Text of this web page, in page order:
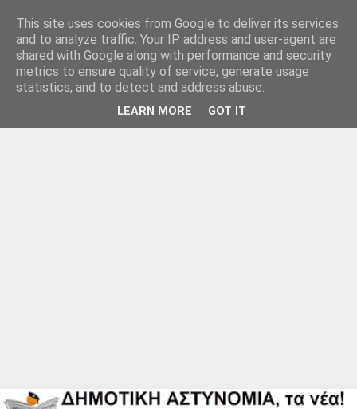
This site uses cookies from Google to deliver its services
and to analyze traffic. Your IP address and user-agent are
shared with Google along with performance and security
metrics to ensure quality of service, generate usage
statistics, and to detect and address abuse.
LEARN MORE GOT IT